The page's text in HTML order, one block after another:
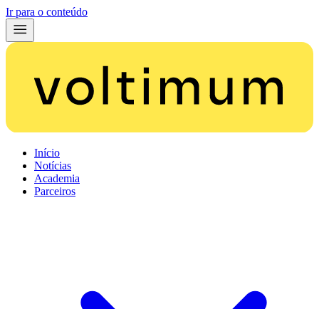
Ir para o conteúdo
Início
Notícias
Academia
Parceiros